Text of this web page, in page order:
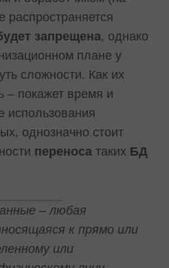
распространяется
запрещена, однако
плане у
сложности. Как их
– покажет время и
использования
однозначно стоит
переноса таких БД
– любая
к прямо или
или